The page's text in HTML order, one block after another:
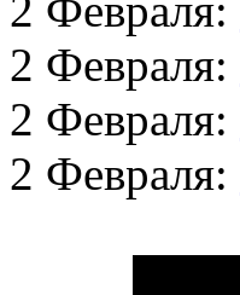
2 Февраля:
2 Февраля:
2 Февраля:
2 Февраля: